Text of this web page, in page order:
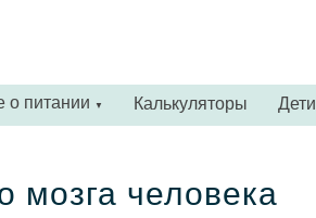
о питании ▼ Калькуляторы Дети
мозга человека